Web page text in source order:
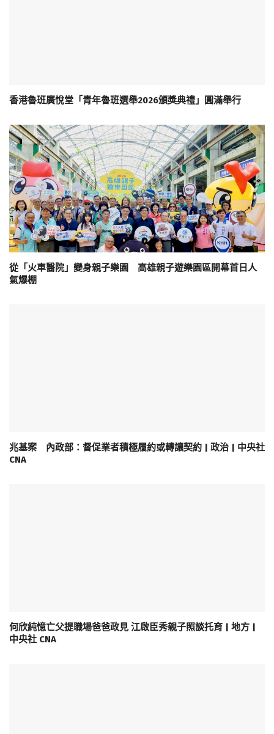
香港魯班廣悅堂「青年魯班選舉2026頒獎典禮」圓滿舉行
從「火車醫院」變身親子樂園 高雄親子遊樂園區開幕首日人
氣爆棚
兆基案 內政部：督促業者積極履約或轉讓契約 | 政治 | 中央社
CNA
何欣純憶亡父提職場爸爸政見 江啟臣秀親子照談托育 | 地方 |
中央社 CNA